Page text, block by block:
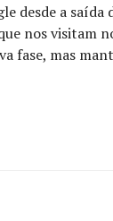
desde a saída
nos visitam
fase, mas
BABIES: